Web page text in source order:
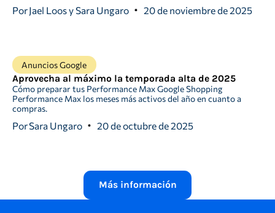
PorJael Loos y Sara Ungaro 20 de noviembre de 2025
Anuncios Google
Aprovecha al máximo la temporada alta de 2025
Cómo preparar tus Performance Max Google Shopping
Performance Max los meses más activos del año en cuanto a
compras.
PorSara Ungaro 20 de octubre de 2025
Más información